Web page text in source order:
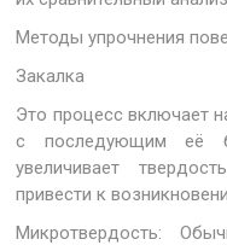
Методы упрочнения
Закалка
Это процесс включает
с последующим её
увеличивает
привести к
Микротвердость: